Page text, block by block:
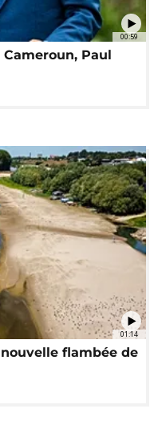
00:59
Paul
01:14
flambée de